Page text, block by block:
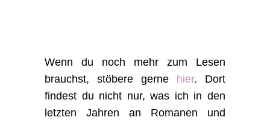
Wenn du noch mehr zum Lesen
brauchst, stöbere gerne
hier. Dort
findest du nicht nur, was ich in den
letzten Jahren an Romanen und